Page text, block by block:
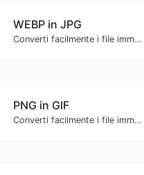
WEBP in JPG
Converti facilmente i file immagine WEBP in JPG.
PNG in GIF
Converti facilmente i file immagine PNG in GIF.